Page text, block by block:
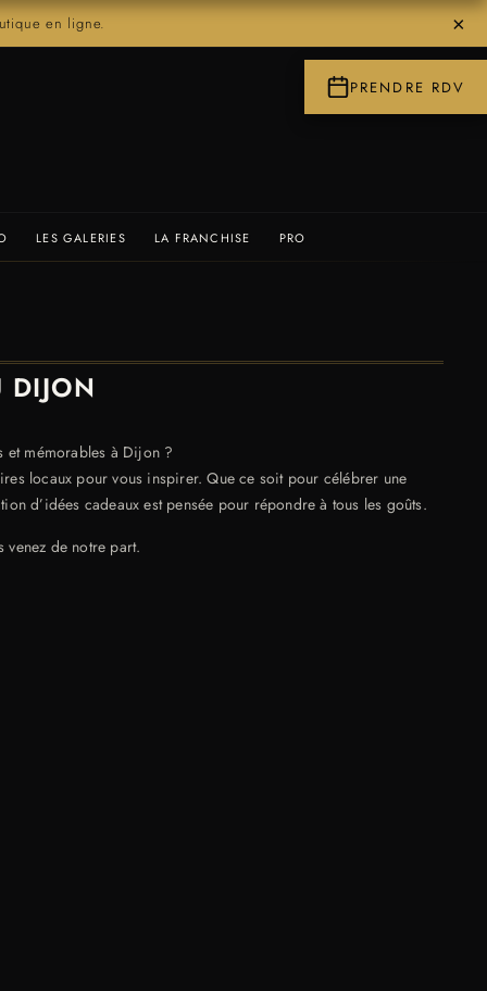
en ligne. ×
LES GALERIES LA FRANCHISE PRO
DIJON
et mémorables à Dijon ?
locaux pour vous inspirer. Que ce soit pour célébrer une
d’idées cadeaux est pensée pour répondre à tous les goûts.
venez de notre part.
PRENDRE RDV